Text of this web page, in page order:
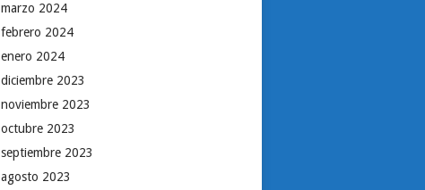
marzo 2024
febrero 2024
enero 2024
diciembre 2023
noviembre 2023
octubre 2023
septiembre 2023
agosto 2023